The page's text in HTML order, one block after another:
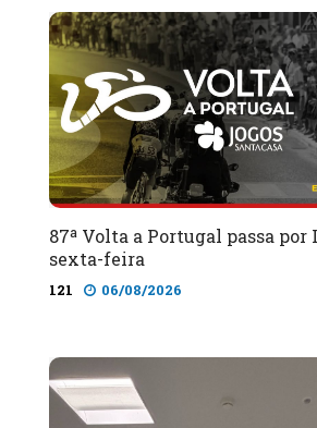
87ª Volta a Portugal passa por
sexta-feira
121 06/08/2026